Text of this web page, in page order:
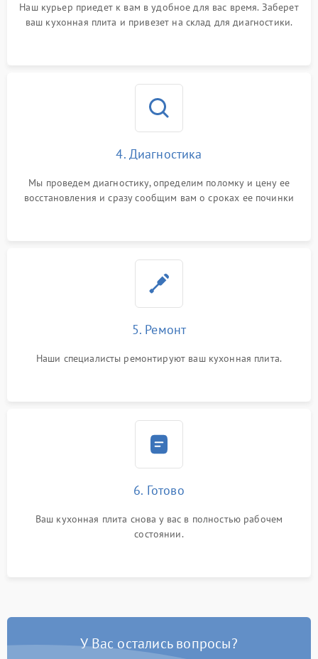
Наш курьер приедет к вам в удобное для вас время. Заберет
ваш кухонная плита и привезет на склад для диагностики.
4. Диагностика
Мы проведем диагностику, определим поломку и цену ее
восстановления и сразу сообщим вам о сроках ее починки
5. Ремонт
Наши специалисты ремонтируют ваш кухонная плита.
6. Готово
Ваш кухонная плита снова у вас в полностью рабочем
состоянии.
У Вас остались вопросы?